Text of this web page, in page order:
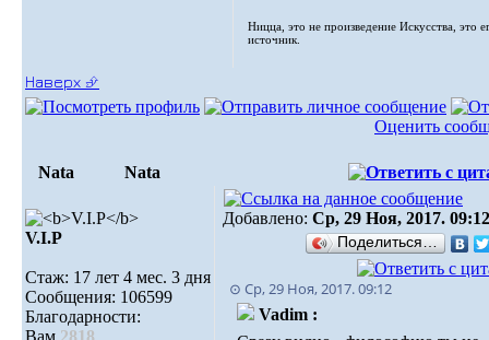
Ницца, это не произведение Искусства, это
источник.
Наверх ⮵
Оценить
Nata Nata
V.I.Р
Стаж: 17 лет 4 мес. 3 дня
Сообщения: 106599
Благодарности:
Вам 2818
Добавлено: Ср, 29 Ноя, 2017. 09:12
Поделиться…
⊙ Ср, 29 Ноя, 2017. 09:12
Vadim :